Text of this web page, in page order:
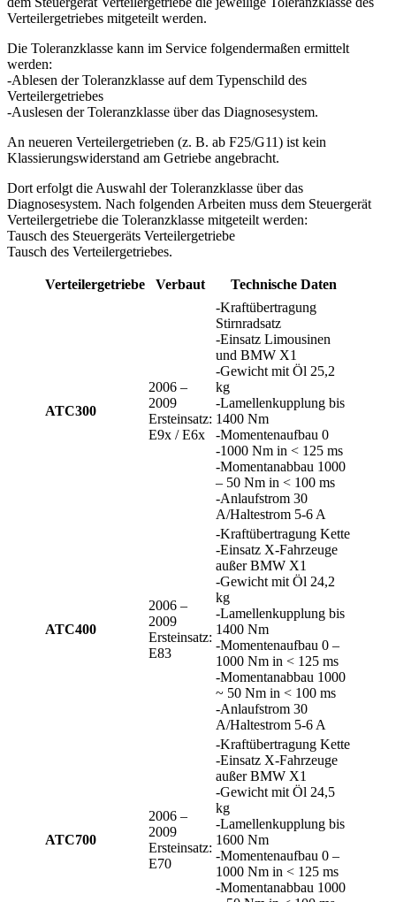
Verteilergetriebes mitgeteilt werden.
Die Toleranzklasse kann im Service folgendermaßen ermittelt
werden:
-Ablesen der Toleranzklasse auf dem Typenschild des
Verteilergetriebes
-Auslesen der Toleranzklasse über das Diagnosesystem.
An neueren Verteilergetrieben (z. B. ab F25/G11) ist kein
Klassierungswiderstand am Getriebe angebracht.
Dort erfolgt die Auswahl der Toleranzklasse über das
Diagnosesystem. Nach folgenden Arbeiten muss dem Steuergerät
Verteilergetriebe die Toleranzklasse mitgeteilt werden:
Tausch des Steuergeräts Verteilergetriebe
Tausch des Verteilergetriebes.
Verteilergetriebe Verbaut Technische Daten
ATC300
2006 –
2009
Ersteinsatz:
E9x / E6x
-Kraftübertragung
Stirnradsatz
-Einsatz Limousinen
und BMW X1
-Gewicht mit Öl 25,2
kg
-Lamellenkupplung bis
1400 Nm
-Momentenaufbau 0
-1000 Nm in < 125 ms
-Momentanabbau 1000
– 50 Nm in < 100 ms
-Anlaufstrom 30
A/Haltestrom 5-6 A
ATC400
2006 –
2009
Ersteinsatz:
E83
-Kraftübertragung Kette
-Einsatz X-Fahrzeuge
außer BMW X1
-Gewicht mit Öl 24,2
kg
-Lamellenkupplung bis
1400 Nm
-Momentenaufbau 0 –
1000 Nm in < 125 ms
-Momentanabbau 1000
~ 50 Nm in < 100 ms
-Anlaufstrom 30
A/Haltestrom 5-6 A
ATC700
2006 –
2009
Ersteinsatz:
E70
-Kraftübertragung Kette
-Einsatz X-Fahrzeuge
außer BMW X1
-Gewicht mit Öl 24,5
kg
-Lamellenkupplung bis
1600 Nm
-Momentenaufbau 0 –
1000 Nm in < 125 ms
-Momentanabbau 1000